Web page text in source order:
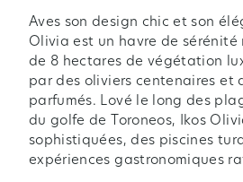
Aves son design chic et son
Olivia est un havre de sérénité
de 8 hectares de végétation
par des oliviers centenaires et
parfumés. Lové le long des
du golfe de Toroneos, Ikos
sophistiquées, des piscines
expériences gastronomiques